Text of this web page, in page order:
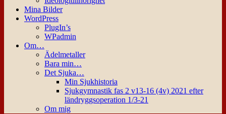
Mina Bilder
WordPress
PlugIn’s
WPadmin
Om…
Ädelmetaller
Bara min…
Det Sjuka…
Min Sjukhistoria
Sjukgymnastik fas 2 v13-16 (4v) 2021 efter
ländryggsoperation 1/3-21
Om mig